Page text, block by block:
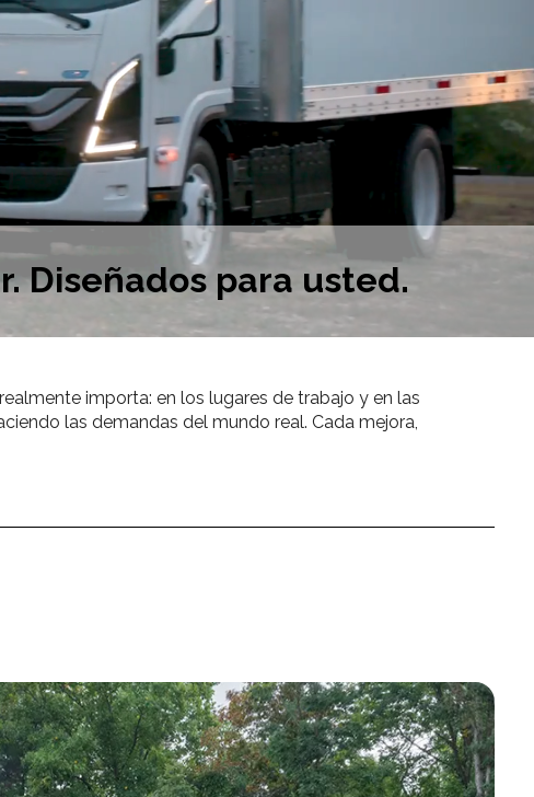
Diseñados para usted.
importa: en los lugares de trabajo y en las
las demandas del mundo real. Cada mejora,